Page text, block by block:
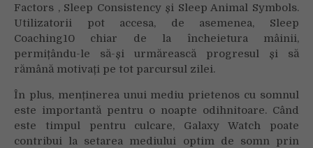
Factors , Sleep Consistency și Sleep Animal Symbols.
Utilizatorii pot accesa, de asemenea, Sleep
Coaching10 chiar de la încheietura mâinii,
permițându-le să-și urmărească progresul și să
rămână motivați pe tot parcursul zilei.
În plus, menținerea unui mediu prietenos cu somnul
este importantă pentru o noapte odihnitoare. Când
este timpul pentru culcare, Galaxy Watch poate
contribui la setarea mediului optim de somn prin